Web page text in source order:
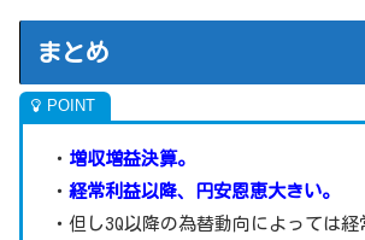
まとめ
・ 増収増益決算。
・ 経常利益以降、円安恩恵大きい。
・但し3Q以降の為替動向によっては